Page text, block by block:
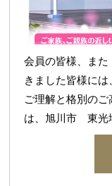
会員の皆様、ま
きました皆様に
ご理解と格別の
は、旭川市 東光